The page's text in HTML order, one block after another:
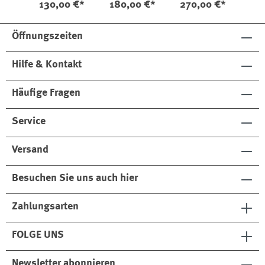
130,00 €* 180,00 €* 270,00 €*
Öffnungszeiten
Hilfe & Kontakt
Häufige Fragen
Service
Versand
Besuchen Sie uns auch hier
Zahlungsarten
FOLGE UNS